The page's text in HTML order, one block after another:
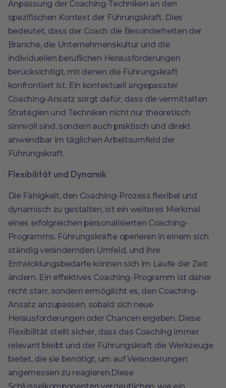
Anpassung der Coaching-Techniken an den
spezifischen Kontext der Führungskraft. Dies
bedeutet, dass der Coach die Besonderheiten der
Branche, die Unternehmenskultur und die
individuellen beruflichen Herausforderungen
berücksichtigt, mit denen die Führungskraft
konfrontiert ist. Ein kontextuell angepasster
Coaching-Ansatz sorgt dafür, dass die vermittelten
Strategien und Techniken nicht nur theoretisch
sinnvoll sind, sondern auch praktisch und direkt
anwendbar im täglichen Arbeitsumfeld der
Führungskraft.
Flexibilität und Dynamik
Die Fähigkeit, den Coaching-Prozess flexibel und
dynamisch zu gestalten, ist ein weiteres Merkmal
eines erfolgreichen personalisierten Coaching-
Programms. Führungskräfte operieren in einem sich
ständig verändernden Umfeld, und ihre
Entwicklungsbedarfe können sich im Laufe der Zeit
ändern. Ein effektives Coaching-Programm ist daher
nicht starr, sondern ermöglicht es, den Coaching-
Ansatz anzupassen, sobald sich neue
Herausforderungen oder Chancen ergeben. Diese
Flexibilität stellt sicher, dass das Coaching immer
relevant bleibt und der Führungskraft die Werkzeuge
bietet, die sie benötigt, um auf Veränderungen
angemessen zu reagieren.Diese